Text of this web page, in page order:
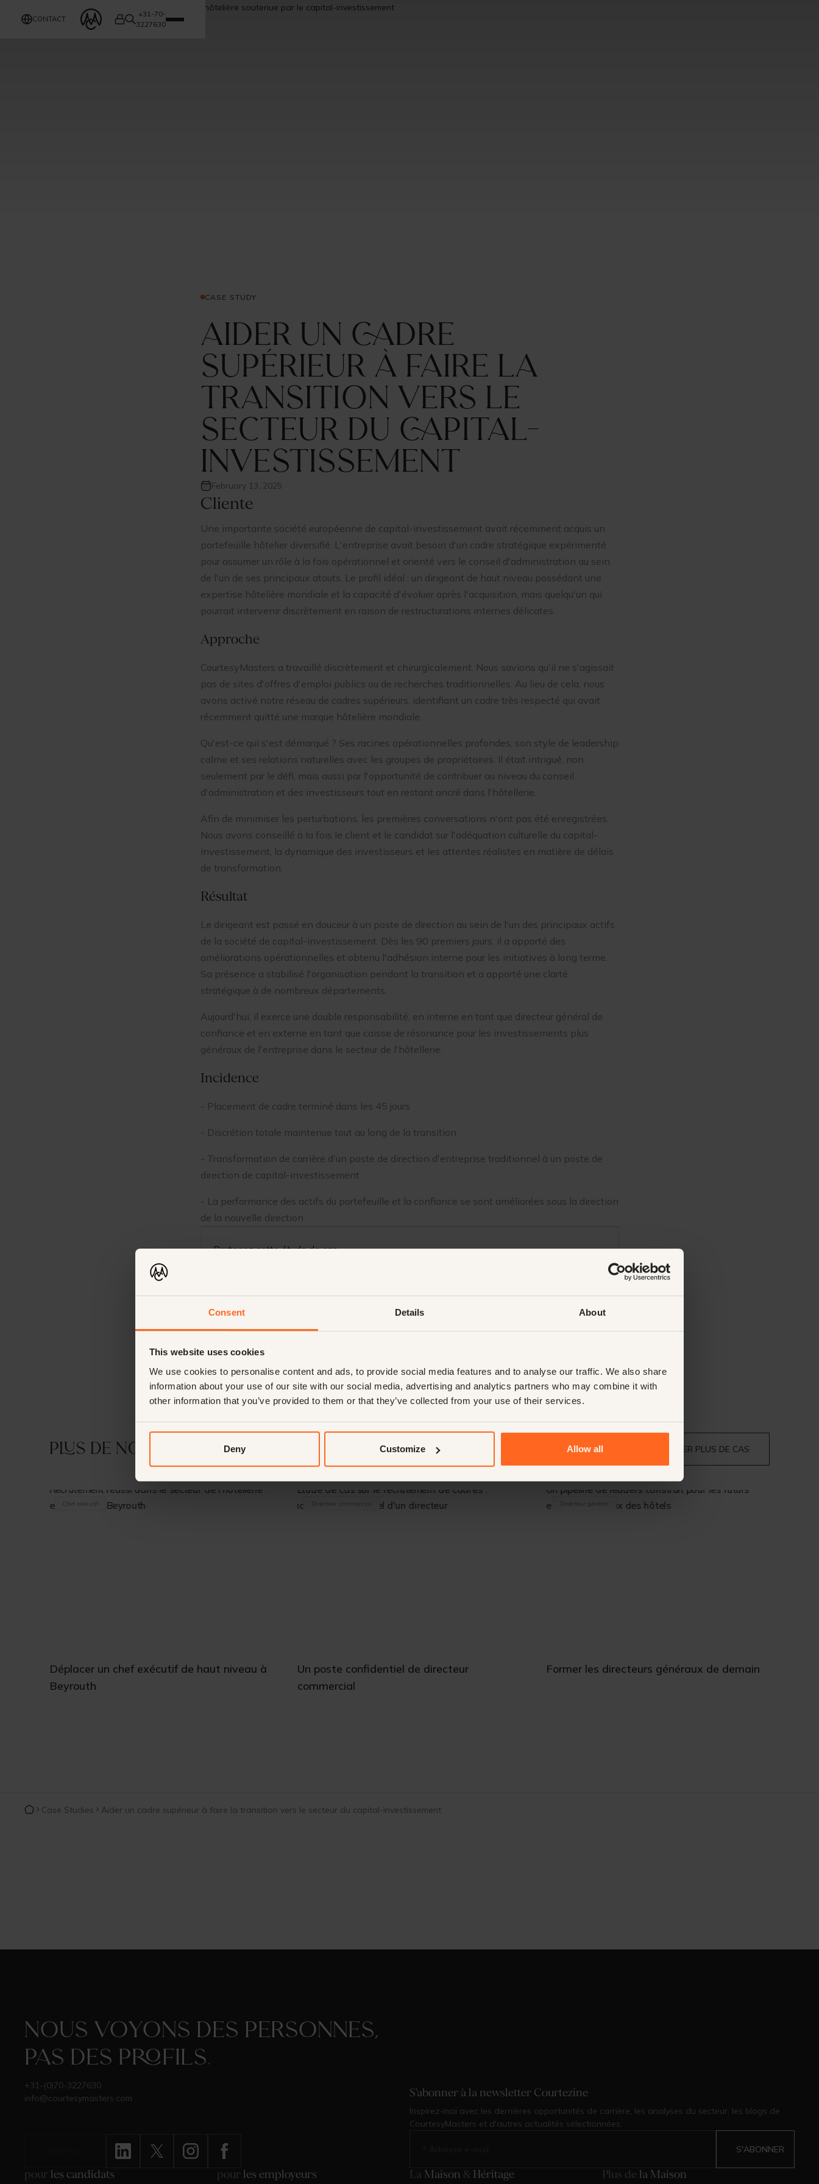
Consent Details About
This website uses cookies
We use cookies to personalise content and ads, to provide social media features and to analyse our traffic. We also share
information about your use of our site with our social media, advertising and analytics partners who may combine it with
other information that you’ve provided to them or that they’ve collected from your use of their services.
Deny Customize Allow all
CONTACT
+31-70-
3227630
CASE STUDY
Aider un cadre
supérieur à faire la
transition vers le
secteur du capital-
investissement
February 13, 2025
Cliente
Une importante société européenne de capital-investissement avait récemment acquis un
portefeuille hôtelier diversifié. L'entreprise avait besoin d'un cadre stratégique expérimenté
pour assumer un rôle à la fois opérationnel et orienté vers le conseil d'administration au sein
de l'un de ses principaux atouts. Le profil idéal : un dirigeant de haut niveau possédant une
expertise hôtelière mondiale et la capacité d'évoluer après l'acquisition, mais quelqu'un qui
pourrait intervenir discrètement en raison de restructurations internes délicates.
Approche
CourtesyMasters a travaillé discrètement et chirurgicalement. Nous savions qu'il ne s'agissait
pas de sites d'offres d'emploi publics ou de recherches traditionnelles. Au lieu de cela, nous
avons activé notre réseau de cadres supérieurs, identifiant un cadre très respecté qui avait
récemment quitté une marque hôtelière mondiale.
Qu'est-ce qui s'est démarqué ? Ses racines opérationnelles profondes, son style de leadership
calme et ses relations naturelles avec les groupes de propriétaires. Il était intrigué, non
seulement par le défi, mais aussi par l'opportunité de contribuer au niveau du conseil
d'administration et des investisseurs tout en restant ancré dans l'hôtellerie.
Afin de minimiser les perturbations, les premières conversations n'ont pas été enregistrées.
Nous avons conseillé à la fois le client et le candidat sur l'adéquation culturelle du capital-
investissement, la dynamique des investisseurs et les attentes réalistes en matière de délais
de transformation.
Résultat
Le dirigeant est passé en douceur à un poste de direction au sein de l'un des principaux actifs
de la société de capital-investissement. Dès les 90 premiers jours, il a apporté des
améliorations opérationnelles et obtenu l'adhésion interne pour les initiatives à long terme.
Sa présence a stabilisé l'organisation pendant la transition et a apporté une clarté
stratégique à de nombreux départements.
Aujourd'hui, il exerce une double responsabilité, en interne en tant que directeur général de
confiance et en externe en tant que caisse de résonance pour les investissements plus
généraux de l'entreprise dans le secteur de l'hôtellerie.
Incidence
- Placement de cadre terminé dans les 45 jours
- Discrétion totale maintenue tout au long de la transition
- Transformation de carrière d'un poste de direction d'entreprise traditionnel à un poste de
direction de capital-investissement
- La performance des actifs du portefeuille et la confiance se sont améliorées sous la direction
de la nouvelle direction
Partagez cette étude de cas
Plus de nos étuis AFFICHER PLUS DE CAS
Déplacer un chef exécutif de haut niveau à
Beyrouth
Chef exécutif
Un poste confidentiel de directeur
commercial
Directeur commercial
Former les directeurs généraux de demain
Directeur général
Case Studies Aider un cadre supérieur à faire la transition vers le secteur du capital-investissement
Nous voyons des personnes,
pas des profils.
+31-(0)70-3227630
info@courtesymasters.com
S'abonner à la newsletter Courtezine
Inspirez-moi avec les dernières opportunités de carrière, les analyses du secteur, les blogs de
CourtesyMasters et d'autres actualités sélectionnées.
pour les candidats pour les employeurs La Maison & Héritage Plus de la Maison